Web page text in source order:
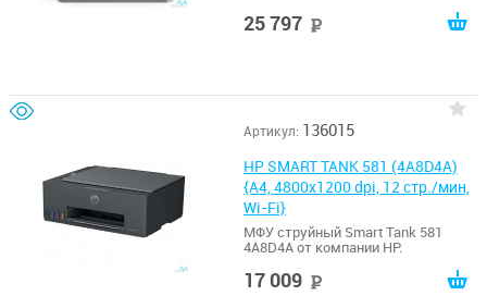
25 797
Артикул: 136015
HP SMART TANK 581 (4A8D4A)
{A4, 4800x1200 dpi, 12 стр./мин,
Wi-Fi}
МФУ струйный Smart Tank 581
4A8D4A от компании HP.
17 009